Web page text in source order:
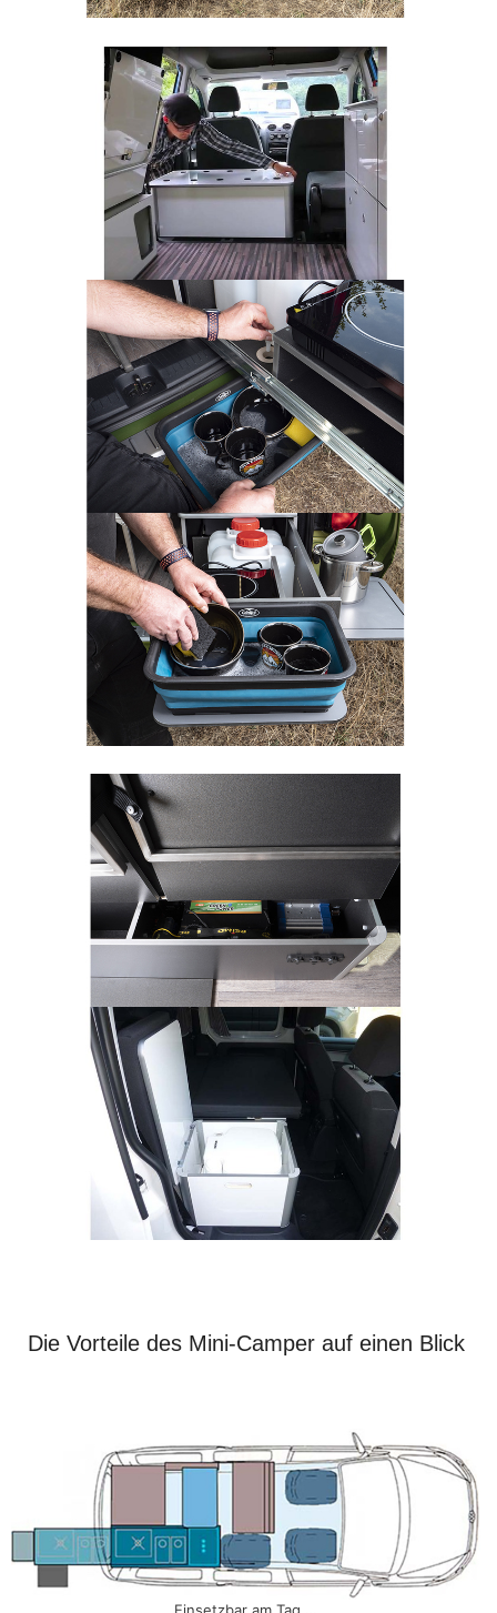
Die Vorteile des Mini-Camper auf einen Blick
Einsetzbar am Tag …